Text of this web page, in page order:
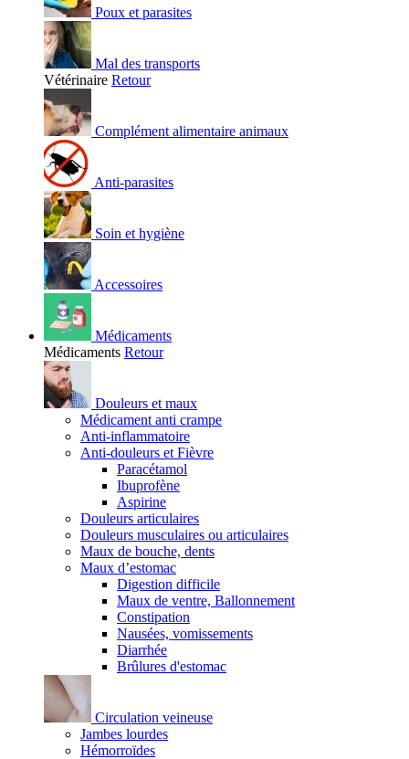
Poux et parasites
Mal des transports
Vétérinaire Retour
Complément alimentaire animaux
Anti-parasites
Soin et hygiène
Accessoires
Médicaments
Médicaments Retour
Douleurs et maux
Médicament anti crampe
Anti-inflammatoire
Anti-douleurs et Fièvre
Paracétamol
Ibuprofène
Aspirine
Douleurs articulaires
Douleurs musculaires ou articulaires
Maux de bouche, dents
Maux d’estomac
Digestion difficile
Maux de ventre, Ballonnement
Constipation
Nausées, vomissements
Diarrhée
Brûlures d'estomac
Circulation veineuse
Jambes lourdes
Hémorroïdes